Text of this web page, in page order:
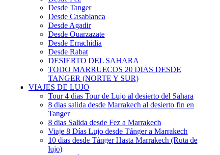
Desde Tanger
Desde Casablanca
Desde Agadir
Desde Ouarzazate
Desde Errachidia
Desde Rabat
DESIERTO DEL SAHARA
TODO MARRUECOS 20 DIAS DESDE
TANGER (NORTE Y SUR)
VIAJES DE LUJO
Tour 4 días Tour de Lujo al desierto del Sahara
8 dias salida desde Marrakech al desierto fin en
Tanger
8 dias Salida desde Fez a Marrakech
Viaje 8 Días Lujo desde Tánger a Marrakech
10 dias desde Tánger Hasta Marrakech (Ruta de
lujo)